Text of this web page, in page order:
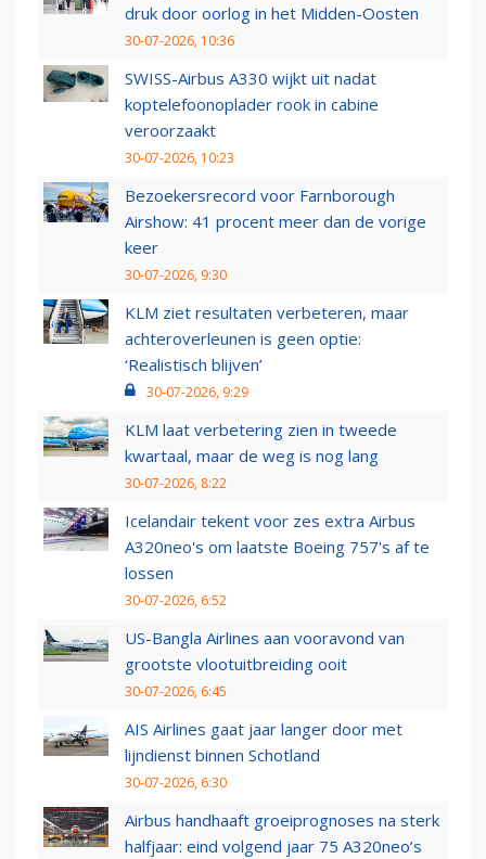
druk door oorlog in het Midden-Oosten
30-07-2026, 10:36
SWISS-Airbus A330 wijkt uit nadat
koptelefoonoplader rook in cabine
veroorzaakt
30-07-2026, 10:23
Bezoekersrecord voor Farnborough
Airshow: 41 procent meer dan de vorige
keer
30-07-2026, 9:30
KLM ziet resultaten verbeteren, maar
achteroverleunen is geen optie:
‘Realistisch blijven’
30-07-2026, 9:29
KLM laat verbetering zien in tweede
kwartaal, maar de weg is nog lang
30-07-2026, 8:22
Icelandair tekent voor zes extra Airbus
A320neo's om laatste Boeing 757's af te
lossen
30-07-2026, 6:52
US-Bangla Airlines aan vooravond van
grootste vlootuitbreiding ooit
30-07-2026, 6:45
AIS Airlines gaat jaar langer door met
lijndienst binnen Schotland
30-07-2026, 6:30
Airbus handhaaft groeiprognoses na sterk
halfjaar: eind volgend jaar 75 A320neo’s